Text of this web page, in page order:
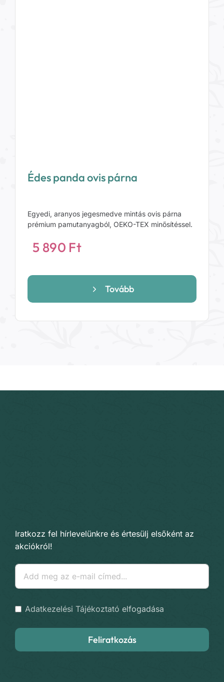
Édes panda ovis párna
Egyedi, aranyos jegesmedve mintás ovis párna
prémium pamutanyagból, OEKO-TEX minősítéssel.
5 890 Ft
Tovább
Iratkozz fel hírlevelünkre és értesülj elsőként az
akciókról!
Adatkezelési Tájékoztató elfogadása
Feliratkozás